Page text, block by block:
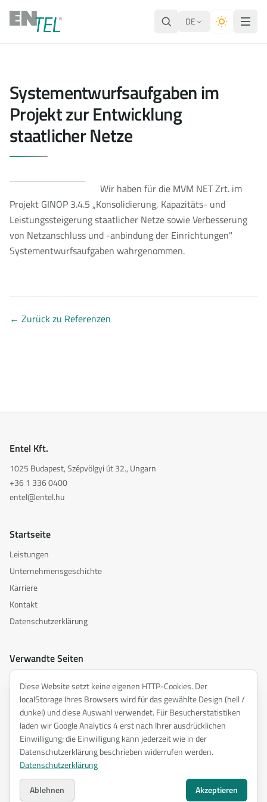
DE
Systementwurfsaufgaben im
Projekt zur Entwicklung
staatlicher Netze
Wir haben für die MVM NET Zrt. im
Projekt GINOP 3.4.5 „Konsolidierung, Kapazitäts- und
Leistungssteigerung staatlicher Netze sowie Verbesserung
von Netzanschluss und -anbindung der Einrichtungen"
Systementwurfsaufgaben wahrgenommen.
← Zurück zu Referenzen
Entel Kft.
1025 Budapest, Szépvölgyi út 32., Ungarn
+36 1 336 0400
entel@entel.hu
Startseite
Leistungen
Unternehmensgeschichte
Karriere
Kontakt
Datenschutzerklärung
Verwandte Seiten
inspiredacoustics.com
soundy.ai
irat.ai
2026ENTEL Műszaki Fejlesztő Kft. —
Alle Rechte vorbehalten.
Datenschutzerklärung
Diese Website setzt keine eigenen HTTP-Cookies. Der
localStorage Ihres Browsers wird für das gewählte Design (hell /
dunkel) und diese Auswahl verwendet. Für Besucherstatistiken
laden wir Google Analytics 4 erst nach Ihrer ausdrücklichen
Einwilligung; die Einwilligung kann jederzeit wie in der
Datenschutzerklärung beschrieben widerrufen werden.
Datenschutzerklärung
Ablehnen
Akzeptieren